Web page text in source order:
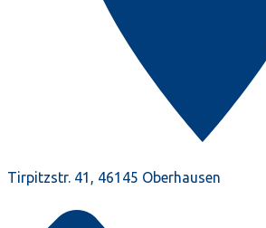
Tirpitzstr. 41, 46145 Oberhausen